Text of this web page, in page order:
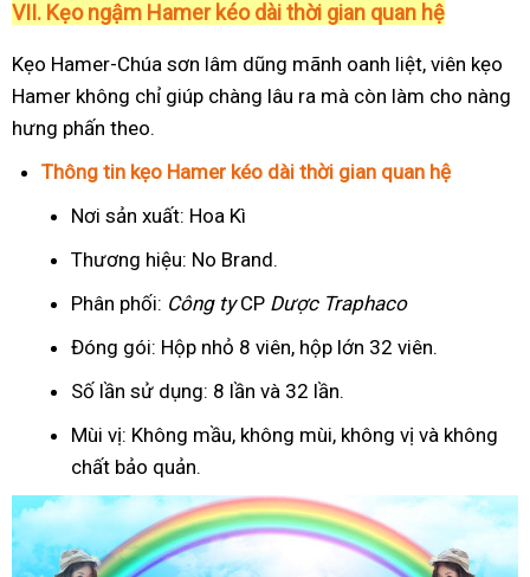
VII. Kẹo ngậm Hamer kéo dài thời gian quan hệ
Kẹo Hamer-Chúa sơn lâm dũng mãnh oanh liệt, viên kẹo
Hamer không chỉ giúp chàng lâu ra mà còn làm cho nàng
hưng phấn theo.
Thông tin kẹo Hamer kéo dài thời gian quan hệ
Nơi sản xuất: Hoa Kì
Thương hiệu: No Brand.
Phân phối: Công tyCP Dược Traphaco
Đóng gói: Hộp nhỏ 8 viên, hộp lớn 32 viên.
Số lần sử dụng: 8 lần và 32 lần.
Mùi vị: Không mầu, không mùi, không vị và không
chất bảo quản.